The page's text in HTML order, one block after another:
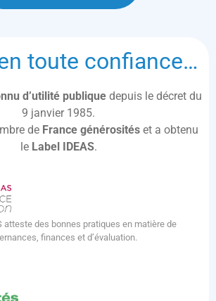
toute confiance…
d’utilité publique depuis le décret du
9 janvier 1985.
de France générositéset a obtenu
le Label IDEAS.
atteste des bonnes pratiques en matière de
finances et d’évaluation.